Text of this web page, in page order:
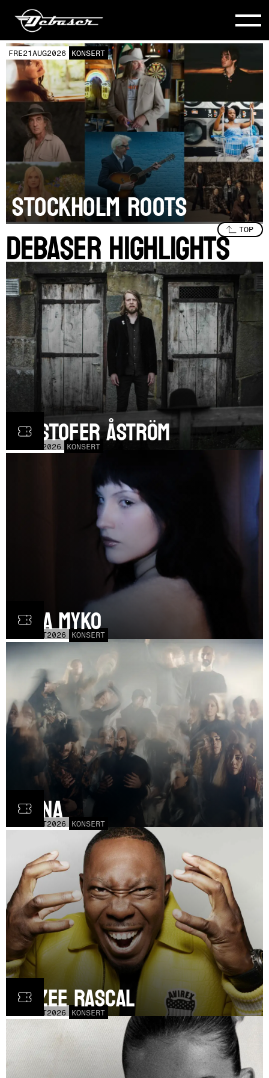
TIS25AUG2026 KONSERT
FÅ BILJETTER
TOODY COLE AND
HER BAND
SPECIAL GUEST: Jenny
Don’t and the Spurs
TOP
DEBASER HIGHLIGHTS
2026 KONSERT
Kristofer Åström
OCT2026 KONSERT
Olga Myko
OCT2026 KONSERT
Fauna
OCT2026 KONSERT
Dizzee Rascal